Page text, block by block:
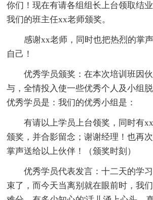
你们！现在有请各组组长上台领取结
我们的班主任xx老师颁奖。
感谢xx老师，同时也把热烈的掌
自己！
优秀学员颁奖：在本次培训班因
与，全情投入使一些优秀个人及小组
优秀学员是：我们的优秀小组是：
有请以上学员上台领奖，同时有
颁奖，并合影留念；谢谢经理！也再
掌声送给以上伙伴！（颁奖时刻）
优秀学员代表发言：十二天的学
束了，而今天当离别就在眼前时，我